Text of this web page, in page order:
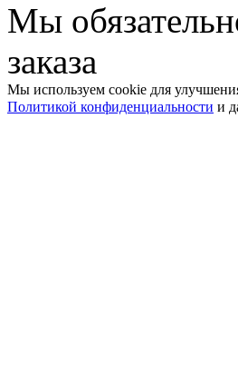
Мы
заказа
Мы используем cookie для
Политикой конфиденциальности и